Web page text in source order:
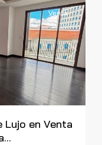
Next
Venta
en Venta